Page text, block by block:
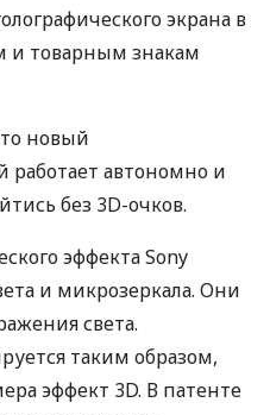
экрана в
и товарным знакам
новый
работает автономно и
без 3D-очков.
эффекта Sony
и микрозеркала. Они
света.
таким образом,
эффект 3D. В патенте